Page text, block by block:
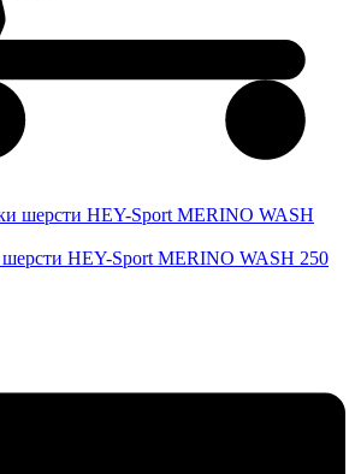
шерсти HEY-Sport MERINO WASH 250